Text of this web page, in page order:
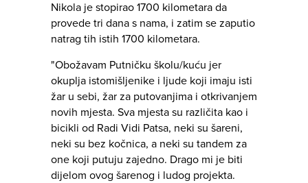
Nikola je stopirao 1700 kilometara da
provede tri dana s nama, i zatim se zaputio
natrag tih istih 1700 kilometara.
"Obožavam Putničku školu/kuću jer
okuplja istomišljenike i ljude koji imaju isti
žar u sebi, žar za putovanjima i otkrivanjem
novih mjesta. Sva mjesta su različita kao i
bicikli od Radi Vidi Patsa, neki su šareni,
neki su bez kočnica, a neki su tandem za
one koji putuju zajedno. Drago mi je biti
dijelom ovog šarenog i ludog projekta.